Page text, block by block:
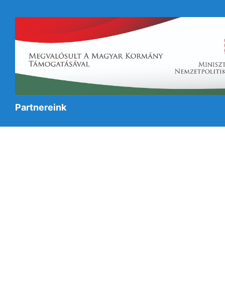
Partnereink